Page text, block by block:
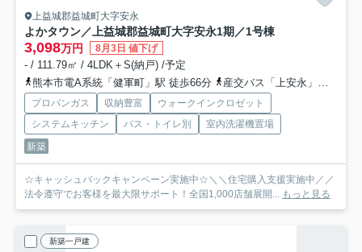
上益城郡益城町大字安永
よかタウン／上益城郡益城町大字安永1期／1号棟
3,098万円 8月3日 値下げ
- / 111.79㎡ / 4LDK＋S(納戸) /予定
熊本市電A系統「健軍町」駅 徒歩66分
産交バス「上安永」バス停下車 徒歩3分
プロパンガス 収納豊富
ウォークインクロゼット
システムキッチン
バス・トイレ別
室内洗濯機置場
新築
☆キャッシュバックキャンペーン実施中☆＼＼住宅購入支援実施中／／
法令遵守でお客様を最大限サポート！全国1,000店舗展開...
もっと見る
新築一戸建